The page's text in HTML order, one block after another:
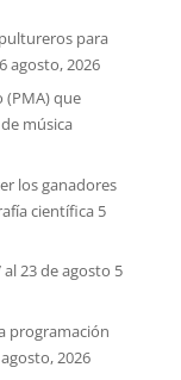
para
6 agosto, 2026
(PMA) que
música
los ganadores
científica 5
al 23 de agosto 5
programación
2026